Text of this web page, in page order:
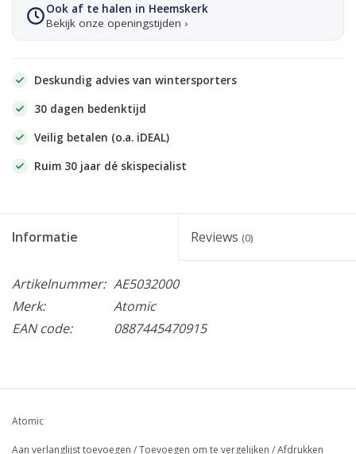
Ook af te halen in Heemskerk
Bekijk onze openingstijden ›
Deskundig advies van wintersporters
30 dagen bedenktijd
Veilig betalen (o.a. iDEAL)
Ruim 30 jaar dé skispecialist
Informatie Reviews (0)
Artikelnummer: AE5032000
Merk:
Atomic
EAN code:
0887445470915
Atomic
Aan verlanglijst toevoegen /Toevoegen om te vergelijken /Afdrukken